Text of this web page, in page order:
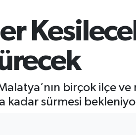
birçok ilçe
kadar sürmesi